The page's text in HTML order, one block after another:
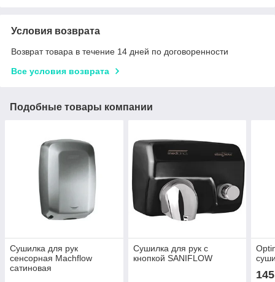
Условия возврата
Возврат товара в течение 14 дней по договоренности
Все условия возврата
Подобные товары компании
Сушилка для рук
сенсорная Machflow
сатиновая
Сушилка для рук с
кнопкой SANIFLOW